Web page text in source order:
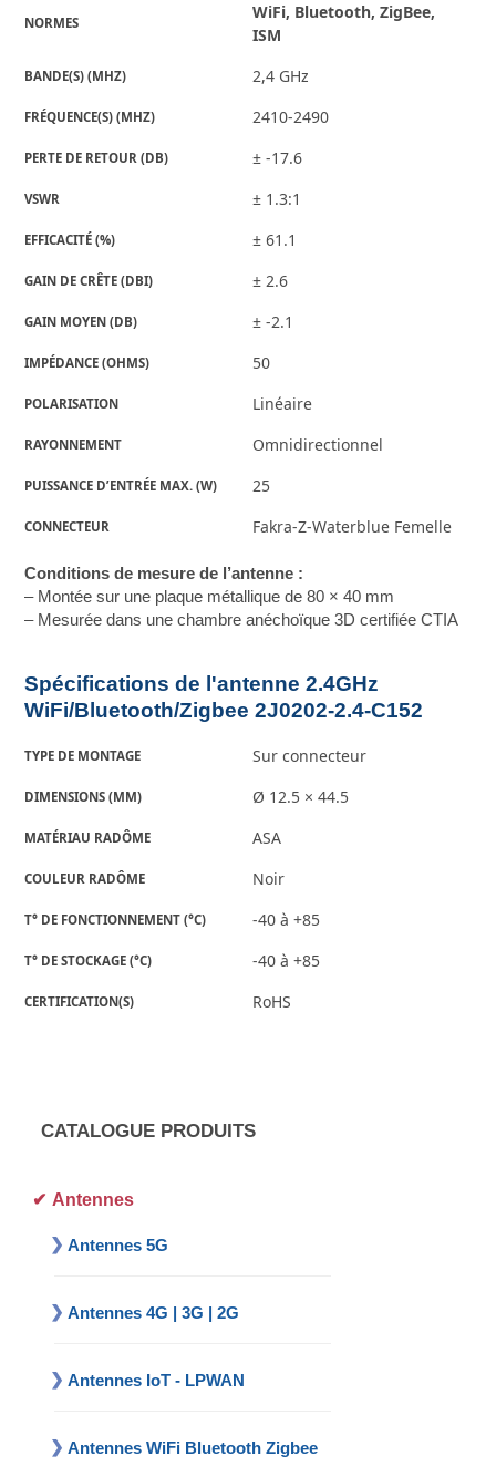
NORMES
WiFi, Bluetooth, ZigBee,
ISM
BANDE(S) (MHZ) 2,4 GHz
FRÉQUENCE(S) (MHZ) 2410-2490
PERTE DE RETOUR (DB) ± -17.6
VSWR ± 1.3:1
EFFICACITÉ (%) ± 61.1
GAIN DE CRÊTE (DBI) ± 2.6
GAIN MOYEN (DB) ± -2.1
IMPÉDANCE (OHMS) 50
POLARISATION Linéaire
RAYONNEMENT Omnidirectionnel
PUISSANCE D’ENTRÉE MAX. (W) 25
CONNECTEUR Fakra-Z-Waterblue Femelle
Conditions de mesure de l’antenne :
– Montée sur une plaque métallique de 80 × 40 mm
– Mesurée dans une chambre anéchoïque 3D certifiée CTIA
Spécifications de l'antenne 2.4GHz
WiFi/Bluetooth/Zigbee 2J0202-2.4-C152
TYPE DE MONTAGE Sur connecteur
DIMENSIONS (MM) Ø 12.5 × 44.5
MATÉRIAU RADÔME ASA
COULEUR RADÔME Noir
T° DE FONCTIONNEMENT (°C) -40 à +85
T° DE STOCKAGE (°C) -40 à +85
CERTIFICATION(S) RoHS
CATALOGUE PRODUITS
Antennes
Antennes 5G
Antennes 4G | 3G | 2G
Antennes IoT - LPWAN
Antennes WiFi Bluetooth Zigbee